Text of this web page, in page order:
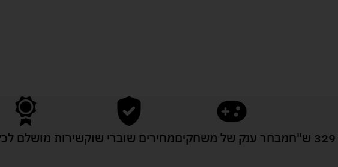
מבחר ענק של משחקיםמחירים שוברי שוקשירות מושלם